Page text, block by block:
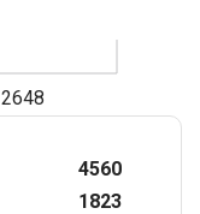
2648
4560
1823